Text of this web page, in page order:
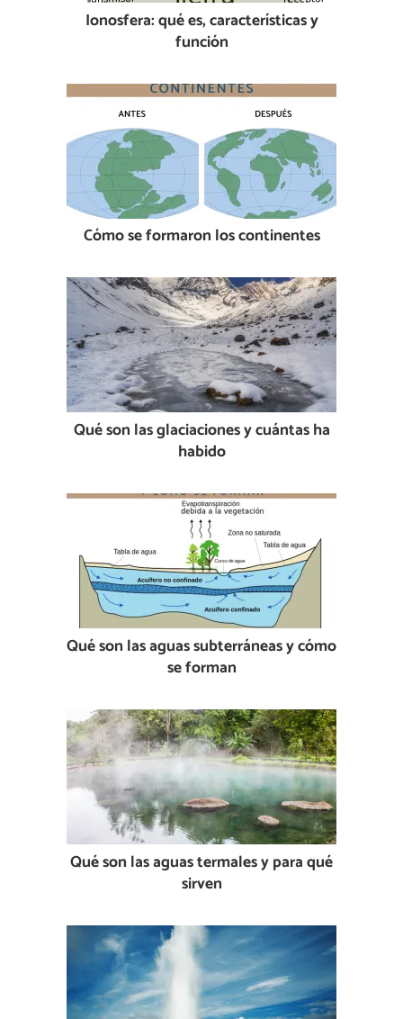
Ionosfera: qué es, características y
función
Cómo se formaron los continentes
Qué son las glaciaciones y cuántas ha
habido
Qué son las aguas subterráneas y cómo
se forman
Qué son las aguas termales y para qué
sirven